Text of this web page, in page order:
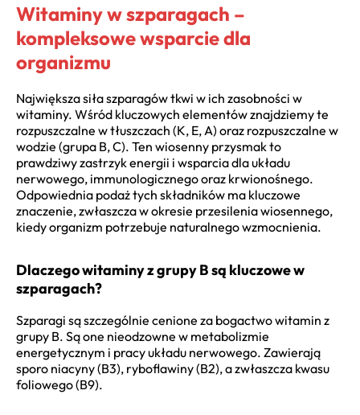
Witaminy w szparagach –
kompleksowe wsparcie dla
organizmu
Największa siła szparagów tkwi w ich zasobności w
witaminy. Wśród kluczowych elementów znajdziemy te
rozpuszczalne w tłuszczach (K, E, A) oraz rozpuszczalne w
wodzie (grupa B, C). Ten wiosenny przysmak to
prawdziwy zastrzyk energii i wsparcia dla układu
nerwowego, immunologicznego oraz krwionośnego.
Odpowiednia podaż tych składników ma kluczowe
znaczenie, zwłaszcza w okresie przesilenia wiosennego,
kiedy organizm potrzebuje naturalnego wzmocnienia.
Dlaczego witaminy z grupy B są kluczowe w
szparagach?
Szparagi są szczególnie cenione za bogactwo witamin z
grupy B. Są one nieodzowne w metabolizmie
energetycznym i pracy układu nerwowego. Zawierają
sporo niacyny (B3), ryboflawiny (B2), a zwłaszcza kwasu
foliowego (B9).